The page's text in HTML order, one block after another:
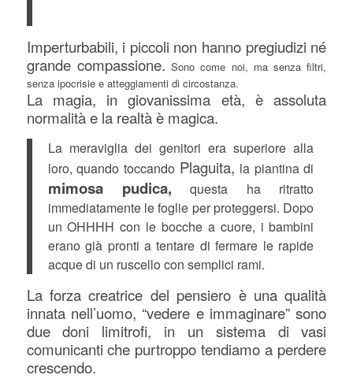
Imperturbabili, i piccoli non hanno pregiudizi né
grande compassione. Sono come noi, ma senza filtri,
senza ipocrisie e atteggiamenti di circostanza.
La magia, in giovanissima età, è assoluta
normalità e la realtà è magica.
La meraviglia dei genitori era superiore alla
loro, quando toccando Plaguita, la piantina di
mimosa pudica, questa ha ritratto
immediatamente le foglie per proteggersi. Dopo
un OHHHH con le bocche a cuore, i bambini
erano già pronti a tentare di fermare le rapide
acque di un ruscello con semplici rami.
La forza creatrice del pensiero è una qualità
innata nell’uomo, “vedere e immaginare” sono
due doni limitrofi, in un sistema di vasi
comunicanti che purtroppo tendiamo a perdere
crescendo.